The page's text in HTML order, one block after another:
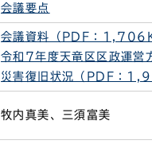
会議要点
会議資料（PDF：
令和7年度天竜区区政運
災害復旧状況（PDF：
牧内真美、三須富美